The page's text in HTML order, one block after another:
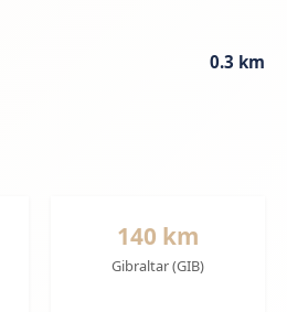
0.3 km
140 km
Gibraltar (GIB)